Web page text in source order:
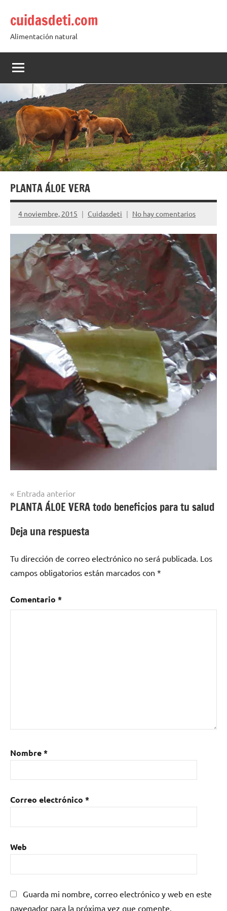
contenido
cuidasdeti.com
Alimentación natural
PLANTA ÁLOE VERA
4 noviembre, 2015 Cuidasdeti No hay comentarios
Navegación
de
entradas
Entrada anterior
PLANTA ÁLOE VERA todo beneficios para tu salud
Deja una respuesta
Tu dirección de correo electrónico no será publicada. Los
campos obligatorios están marcados con *
Comentario *
Nombre*
Correo electrónico *
Web
Guarda mi nombre, correo electrónico y web en este
navegador para la próxima vez que comente.